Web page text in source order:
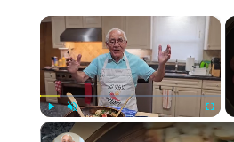
×
Play Unmute